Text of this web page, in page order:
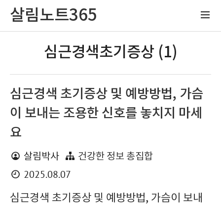
살림노트365
심근경색초기증상 (1)
심근경색 초기증상 및 예방방법, 가슴
이 보내는 조용한 신호를 놓치지 마세
요
살림박사 건강한 정보 총집합
2025.08.07
심근경색 초기증상 및 예방방법, 가슴이 보내